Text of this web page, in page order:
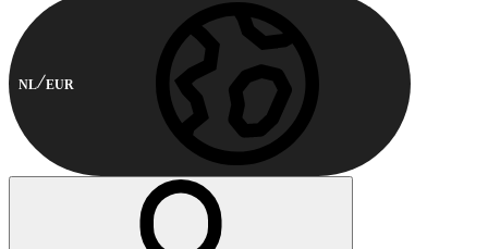
NL EUR